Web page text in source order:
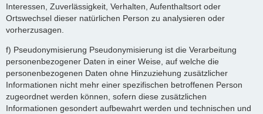
Interessen, Zuverlässigkeit, Verhalten, Aufenthaltsort oder
Ortswechsel dieser natürlichen Person zu analysieren oder
vorherzusagen.
f) Pseudonymisierung Pseudonymisierung ist die Verarbeitung
personenbezogener Daten in einer Weise, auf welche die
personenbezogenen Daten ohne Hinzuziehung zusätzlicher
Informationen nicht mehr einer spezifischen betroffenen Person
zugeordnet werden können, sofern diese zusätzlichen
Informationen gesondert aufbewahrt werden und technischen und